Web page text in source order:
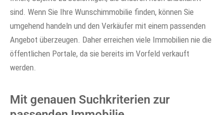
sind. Wenn Sie Ihre Wunschimmobilie finden, können Sie
umgehend handeln und den Verkäufer mit einem passenden
Angebot überzeugen. Daher erreichen viele Immobilien nie die
öffentlichen Portale, da sie bereits im Vorfeld verkauft
werden.
Mit genauen Suchkriterien zur